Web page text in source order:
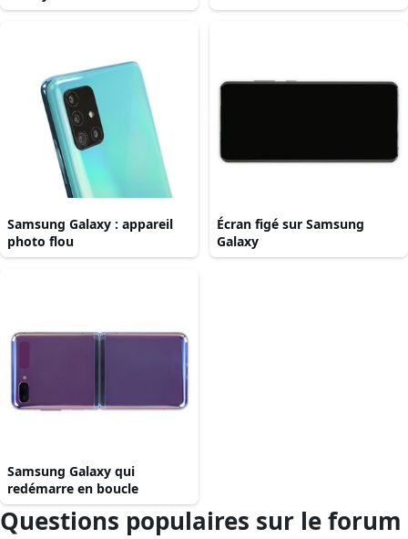
Samsung Galaxy : appareil
photo flou
Écran figé sur Samsung
Galaxy
Samsung Galaxy qui
redémarre en boucle
Questions populaires sur le forum